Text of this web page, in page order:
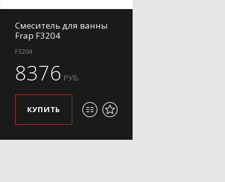
Смеситель для ванны
Frap F3204
F3204
8376 РУБ.
КУПИТЬ